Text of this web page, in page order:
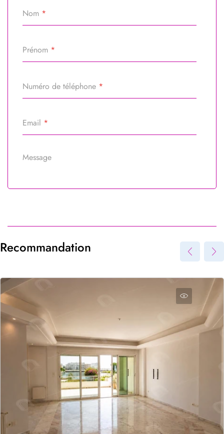
Nom *
Prénom *
Numéro de téléphone *
Email *
Message
Référence du bien*
Envoyer
Recommandation